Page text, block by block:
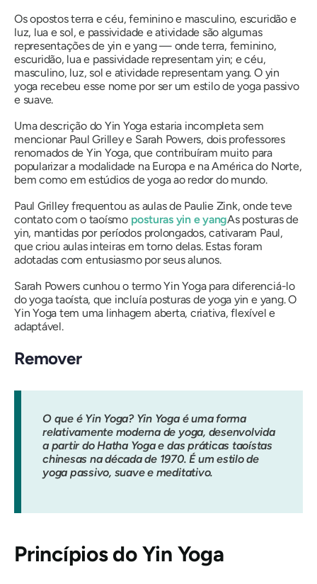
Os opostos terra e céu, feminino e masculino, escuridão e
luz, lua e sol, e passividade e atividade são algumas
representações de yin e yang — onde terra, feminino,
escuridão, lua e passividade representam yin; e céu,
masculino, luz, sol e atividade representam yang. O yin
yoga recebeu esse nome por ser um estilo de yoga passivo
e suave.
Uma descrição do Yin Yoga estaria incompleta sem
mencionar Paul Grilley e Sarah Powers, dois professores
renomados de Yin Yoga, que contribuíram muito para
popularizar a modalidade na Europa e na América do Norte,
bem como em estúdios de yoga ao redor do mundo.
Paul Grilley frequentou as aulas de Paulie Zink, onde teve
contato com o taoísmo posturas yin e yangAs posturas de
yin, mantidas por períodos prolongados, cativaram Paul,
que criou aulas inteiras em torno delas. Estas foram
adotadas com entusiasmo por seus alunos.
Sarah Powers cunhou o termo Yin Yoga para diferenciá-lo
do yoga taoísta, que incluía posturas de yoga yin e yang. O
Yin Yoga tem uma linhagem aberta, criativa, flexível e
adaptável.
Remover
O que é Yin Yoga? Yin Yoga é uma forma
relativamente moderna de yoga, desenvolvida
a partir do Hatha Yoga e das práticas taoístas
chinesas na década de 1970. É um estilo de
yoga passivo, suave e meditativo.
Princípios do Yin Yoga